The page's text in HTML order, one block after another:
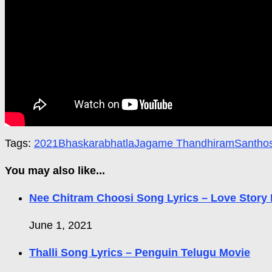
Tags: 2021BhaskarabhatlaJagame Thandhiram
You may also like...
Nee Chitram Choosi Song Lyrics – Love Story
June 1, 2021
Thalli Song Lyrics – Penguin Telugu Movie